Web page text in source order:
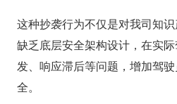
这种抄袭行为不仅是对我司知
缺乏底层安全架构设计，在实
发、响应滞后等问题，增加驾
全。